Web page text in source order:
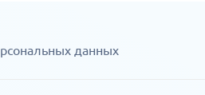
данных